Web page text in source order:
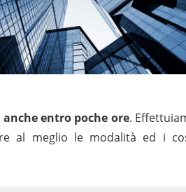
entro poche ore.
al meglio le modalità ed i